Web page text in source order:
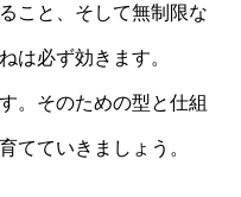
こと、そして無制限な
は必ず効きます。
。そのための型と仕組
てていきましょう。